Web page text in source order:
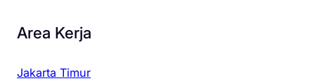
Area Kerja
Jakarta Timur